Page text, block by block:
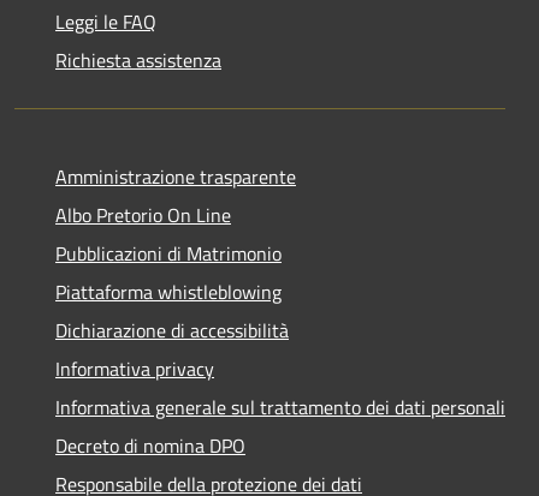
Leggi le FAQ
Richiesta assistenza
Amministrazione trasparente
Albo Pretorio On Line
Pubblicazioni di Matrimonio
Piattaforma whistleblowing
Dichiarazione di accessibilità
Informativa privacy
Informativa generale sul trattamento dei dati personali
Decreto di nomina DPO
Responsabile della protezione dei dati